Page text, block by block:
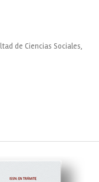
de Ciencias Sociales,